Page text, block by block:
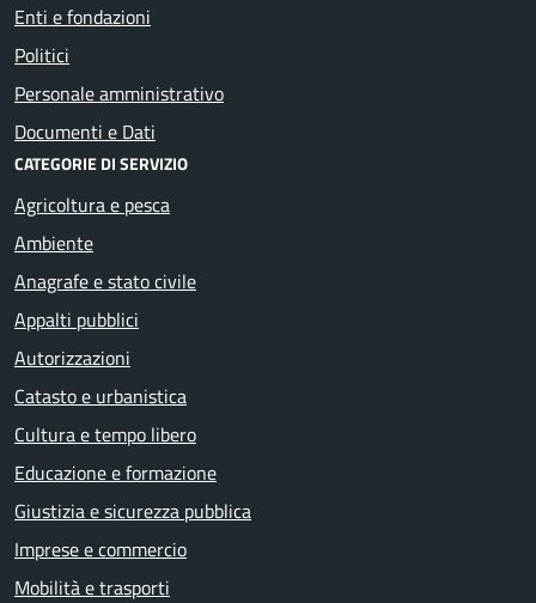
Enti e fondazioni
Politici
Personale amministrativo
Documenti e Dati
CATEGORIE DI SERVIZIO
Agricoltura e pesca
Ambiente
Anagrafe e stato civile
Appalti pubblici
Autorizzazioni
Catasto e urbanistica
Cultura e tempo libero
Educazione e formazione
Giustizia e sicurezza pubblica
Imprese e commercio
Mobilità e trasporti